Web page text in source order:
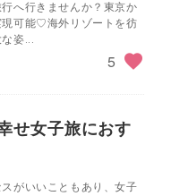
へ行きませんか？東京か
現可能♡海外リゾートを彷
姿...
5
せ女子旅におす
がいいこともあり、女子